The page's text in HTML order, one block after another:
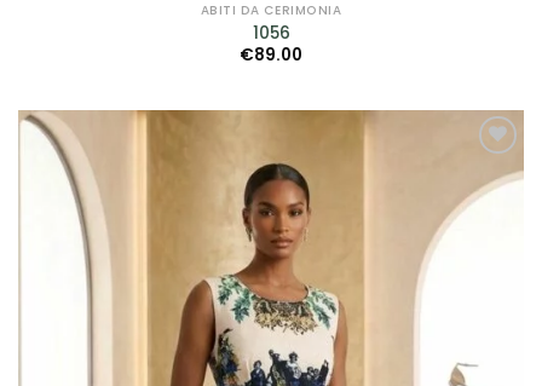
ABITI DA CERIMONIA
1056
€89.00
AGGIUNGI
ALLA TUA
LISTA DEI
DESIDERI